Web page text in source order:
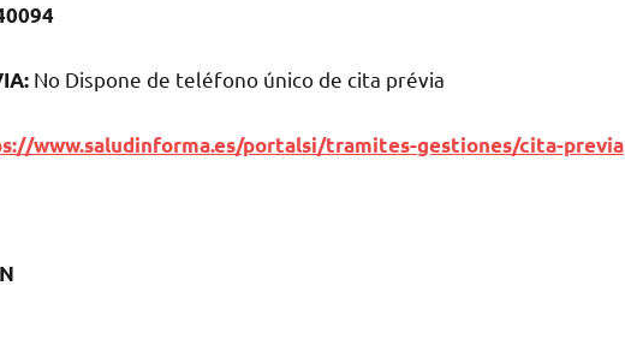
No Dispone dе teléfono único dе cita prévia
www.saludinforma.es/portalsi/tramites-gestiones/cita-previa